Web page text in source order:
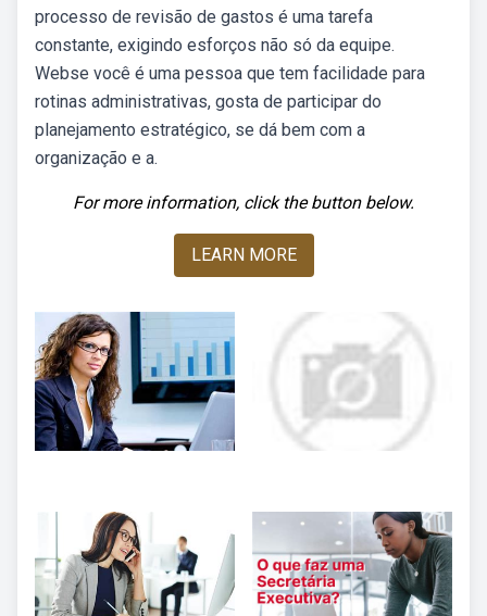
processo de revisão de gastos é uma tarefa
constante, exigindo esforços não só da equipe.
Webse você é uma pessoa que tem facilidade para
rotinas administrativas, gosta de participar do
planejamento estratégico, se dá bem com a
organização e a.
For more information, click the button below.
LEARN MORE